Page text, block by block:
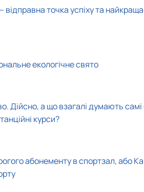
відправна точка успіху та найкраща
екологічне свято
Дійсно, а що взагалі думають самі
курси?
абонементу в спортзал, або